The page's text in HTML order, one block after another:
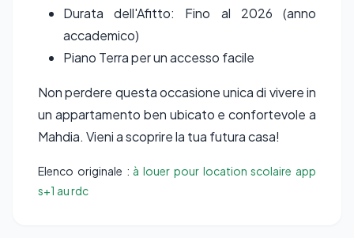
Durata dell'Afitto: Fino al 2026 (anno
accademico)
Piano Terra per un accesso facile
Non perdere questa occasione unica di vivere in
un appartamento ben ubicato e confortevole a
Mahdia. Vieni a scoprire la tua futura casa!
Elenco originale : à louer pour location scolaire app
s+1 au rdc